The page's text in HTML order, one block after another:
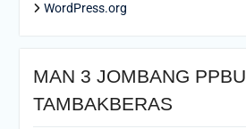
WordPress.org
MAN 3 JOMBANG PPBU
TAMBAKBERAS